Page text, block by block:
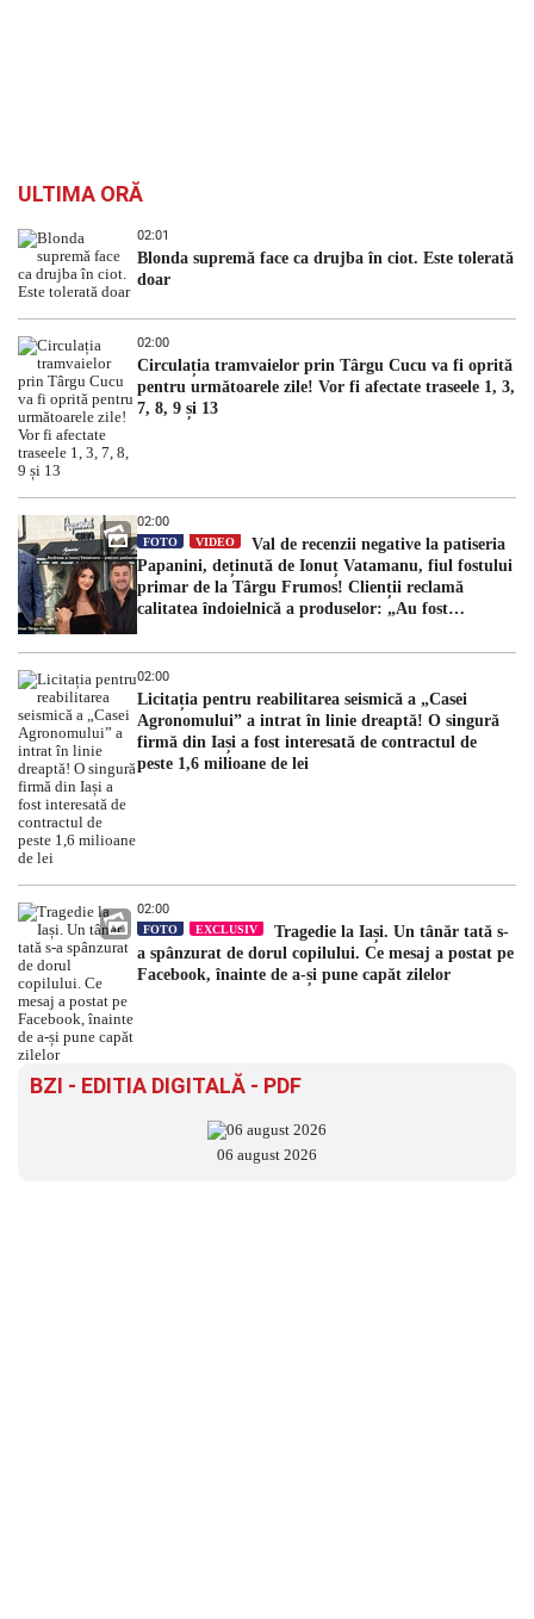
ULTIMA ORĂ
02:01
Blonda supremă face ca drujba în ciot. Este tolerată
doar
02:00
Circulația tramvaielor prin Târgu Cucu va fi oprită
pentru următoarele zile! Vor fi afectate traseele 1, 3,
7, 8, 9 și 13
02:00
FOTO VIDEO
Val de recenzii negative la patiseria
Papanini, deținută de Ionuț Vatamanu, fiul fostului
primar de la Târgu Frumos! Clienții reclamă
calitatea îndoielnică a produselor: „Au fost
02:00
Licitația pentru reabilitarea seismică a „Casei
Agronomului” a intrat în linie dreaptă! O singură
firmă din Iași a fost interesată de contractul de
peste 1,6 milioane de lei
02:00
FOTO EXCLUSIV
Tragedie la Iași. Un tânăr tată s-
a spânzurat de dorul copilului. Ce mesaj a postat pe
Facebook, înainte de a-și pune capăt zilelor
BZI - EDITIA DIGITALĂ - PDF
06 august 2026